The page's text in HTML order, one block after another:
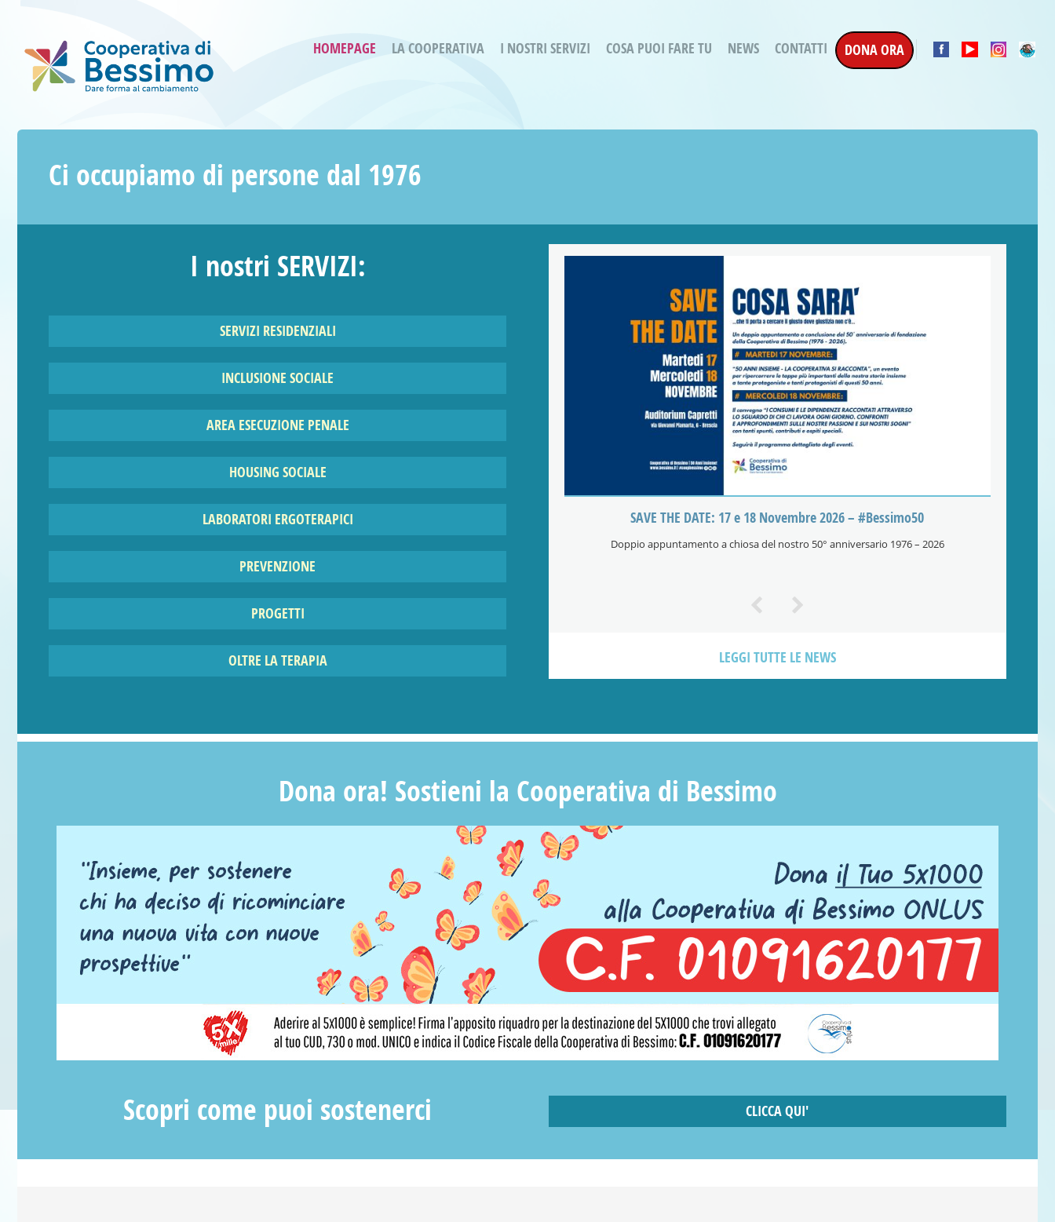
HOMEPAGE LA COOPERATIVA I NOSTRI SERVIZI
Bessimo Due
Housing Sociale
ergoterapica
COSA PUOI FARE TU NEWS CONTATTI DONA ORA
Ci occupiamo di persone dal 1976
I nostri SERVIZI:
SERVIZI RESIDENZIALI
INCLUSIONE SOCIALE
AREA ESECUZIONE PENALE
HOUSING SOCIALE
LABORATORI ERGOTERAPICI
PREVENZIONE
PROGETTI
OLTRE LA TERAPIA
SAVE THE DATE: 17 e 18 Novembre 2026 – #Bessimo50 Al via “50 anni in 7 tappe”
La biciclettata che, in occasione del 50esimo, ripercorrerà la nostra storia!
LEGGI TUTTE LE NEWS
Dona ora! Sostieni la Cooperativa di Bessimo
Scopri come puoi sostenerci CLICCA QUI'